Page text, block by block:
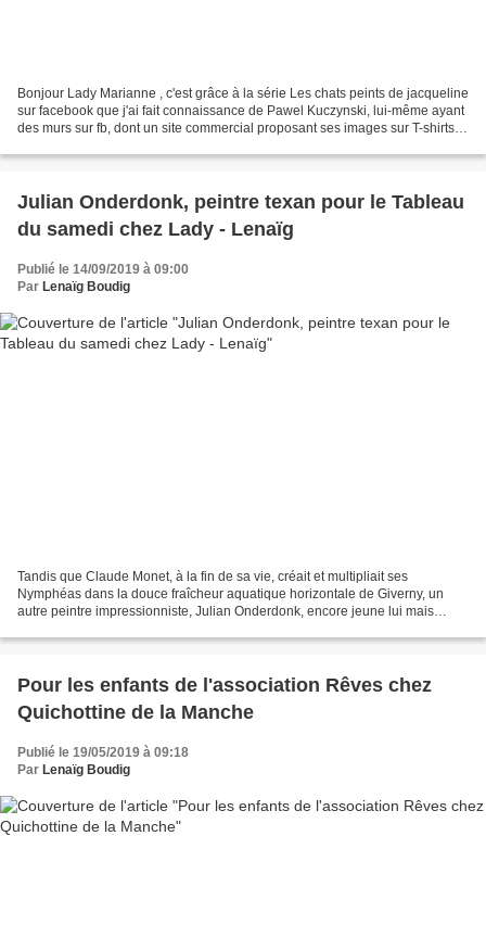
Bonjour Lady Marianne , c'est grâce à la série Les chats peints de jacqueline
sur facebook que j'ai fait connaissance de Pawel Kuczynski, lui-même ayant
des murs sur fb, dont un site commercial proposant ses images sur T-shirts,
Julian Onderdonk, peintre texan pour le Tableau
du samedi chez Lady - Lenaïg
Publié le 14/09/2019 à 09:00
Par Lenaïg Boudig
Tandis que Claude Monet, à la fin de sa vie, créait et multipliait ses
Nymphéas dans la douce fraîcheur aquatique horizontale de Giverny, un
autre peintre impressionniste, Julian Onderdonk, encore jeune lui mais
Pour les enfants de l'association Rêves chez
Quichottine de la Manche
Publié le 19/05/2019 à 09:18
Par Lenaïg Boudig